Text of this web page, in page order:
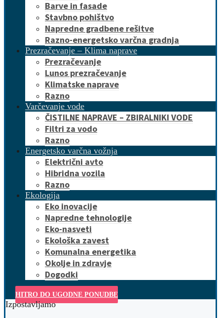
Barve in fasade
Stavbno pohištvo
Napredne gradbene rešitve
Razno-energetsko varčna gradnja
Prezračevanje – Klima naprave
Prezračevanje
Lunos prezračevanje
Klimatske naprave
Razno
Varčevanje vode
ČISTILNE NAPRAVE – ZBIRALNIKI VODE
Filtri za vodo
Razno
Energetsko varčna vožnja
Električni avto
Hibridna vozila
Razno
Ekologija
Eko inovacije
Napredne tehnologije
Eko-nasveti
Ekološka zavest
Komunalna energetika
Okolje in zdravje
Dogodki
HITRO DO UGODNE PONUDBE
Izpostavljamo